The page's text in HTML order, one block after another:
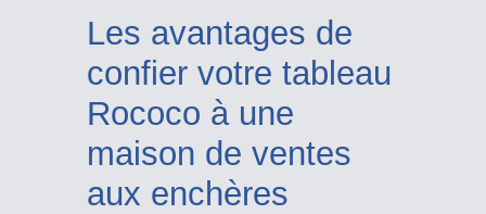
Les avantages de
confier votre tableau
Rococo à une
maison de ventes
aux enchères